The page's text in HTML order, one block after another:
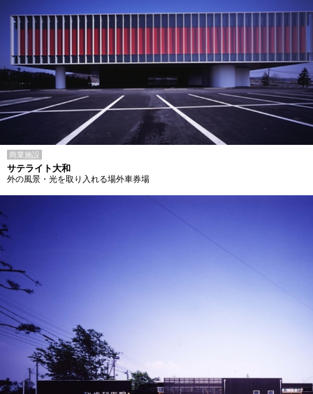
商業施設
サテライト大和
外の風景・光を取り入れる場外車券場